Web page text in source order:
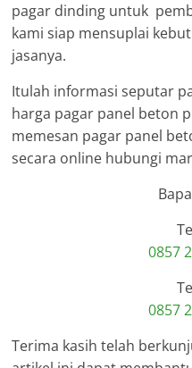
pagar dinding untuk
kami siap mensuplai
jasanya.
Itulah informasi seputar
harga pagar panel beton
memesan pagar panel
secara online hubungi
0857
0857
Terima kasih telah